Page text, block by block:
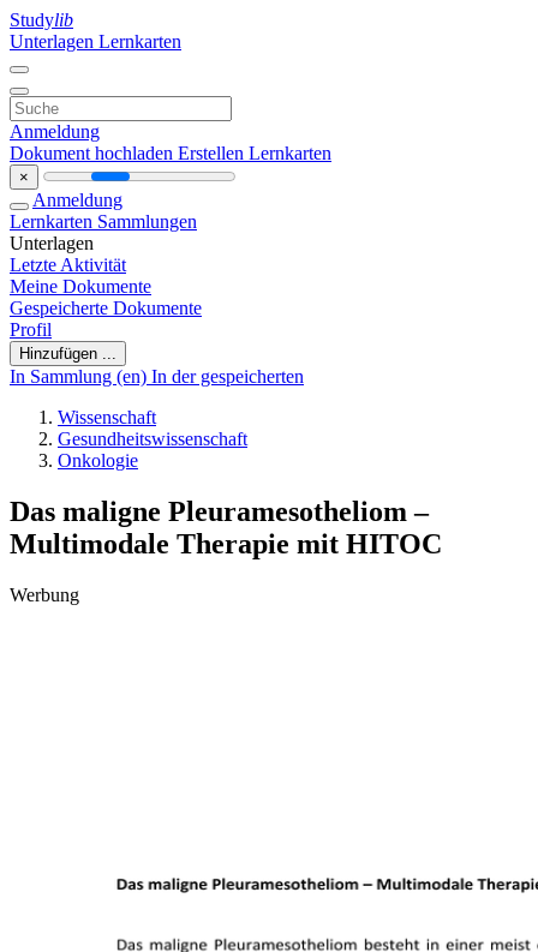
Studylib
Unterlagen Lernkarten
Anmeldung
Dokument hochladen Erstellen Lernkarten
×
Anmeldung
Lernkarten Sammlungen
Unterlagen
Letzte Aktivität
Meine Dokumente
Gespeicherte Dokumente
Profil
Hinzufügen ...
In Sammlung (en) In der gespeicherten
Wissenschaft
Gesundheitswissenschaft
Onkologie
Das maligne Pleuramesotheliom –
Multimodale Therapie mit HITOC
Werbung